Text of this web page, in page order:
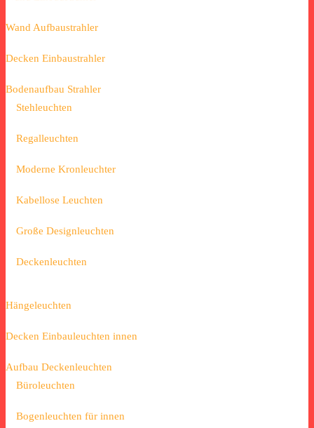
Wand Aufbaustrahler
Decken Einbaustrahler
Bodenaufbau Strahler
Stehleuchten
Regalleuchten
Moderne Kronleuchter
Kabellose Leuchten
Große Designleuchten
Deckenleuchten
Hängeleuchten
Decken Einbauleuchten innen
Aufbau Deckenleuchten
Büroleuchten
Bogenleuchten für innen